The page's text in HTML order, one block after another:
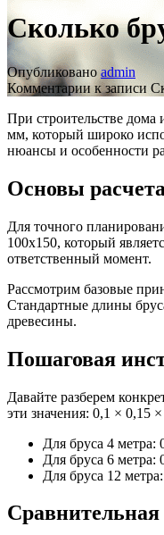
Сколько
Опубликовано admin
Комментариик записи
При строительстве дома
мм, который широко
нюансы и особенности
Основы
Для точного
100х150, который
ответственный момент.
Рассмотрим базовые
Стандартные длины
древесины.
Пошаговая
Давайте разберем
эти значения: 0,1 × 0,15
Для бруса 4 метра:
Для бруса 6 метра:
Для бруса 12
Сравнительная